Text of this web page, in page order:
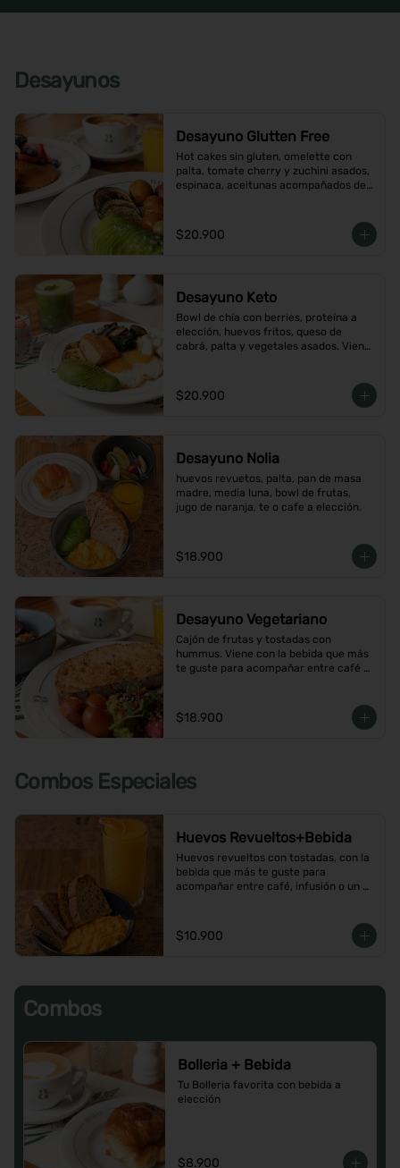
Desayunos
Desayuno Glutten Free
Hot cakes sin gluten, omelette con
palta, tomate cherry y zuchini asados,
espinaca, aceitunas acompañados de
$20.900
Desayuno Keto
Bowl de chía con berries, proteína a
elección, huevos fritos, queso de
cabrá, palta y vegetales asados. Viene
$20.900
Desayuno Nolia
huevos revuetos, palta, pan de masa
madre, media luna, bowl de frutas,
jugo de naranja, te o cafe a elección.
$18.900
Desayuno Vegetariano
Cajón de frutas y tostadas con
hummus. Viene con la bebida que más
te guste para acompañar entre café o
$18.900
Combos Especiales
Huevos Revueltos+Bebida
Huevos revueltos con tostadas, con la
bebida que más te guste para
acompañar entre café, infusión o un
$10.900
Combos
Bolleria + Bebida
Tu Bolleria favorita con bebida a
elección
$8.900